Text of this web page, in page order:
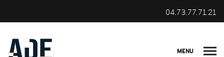
04.73.77.71.21
MENU